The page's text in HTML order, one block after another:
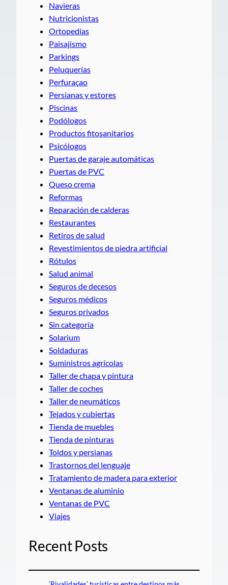
Navieras
Nutricionistas
Ortopedias
Paisajismo
Parkings
Peluquerías
Perfuraçao
Persianas y estores
Piscinas
Podólogos
Productos fitosanitarios
Psicólogos
Puertas de garaje automáticas
Puertas de PVC
Queso crema
Reformas
Reparación de calderas
Restaurantes
Retiros de salud
Revestimientos de piedra artificial
Rótulos
Salud animal
Seguros de decesos
Seguros médicos
Seguros privados
Sin categoría
Solarium
Soldaduras
Suministros agrícolas
Taller de chapa y pintura
Taller de coches
Taller de neumáticos
Tejados y cubiertas
Tienda de muebles
Tienda de pinturas
Toldos y persianas
Trastornos del lenguaje
Tratamiento de madera para exterior
Ventanas de aluminio
Ventanas de PVC
Viajes
Recent Posts